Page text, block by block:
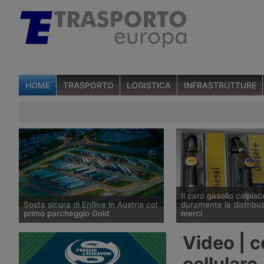
HOME TRASPORTO LOGISTICA INFRASTRUTTURE
Sosta sicura di Enilive in Austria col
primo parcheggio Gold
Enilive Austria ha aperto a St.
Marienkirchen bei Schärding, lungo
l’autostrada A8 Innkreis, il primo
Il caro gasolio
duramente la
merci
Secondo l’Ufficio studi
prezzo del gasolio è
20,9% tra fine febbraio
Video |